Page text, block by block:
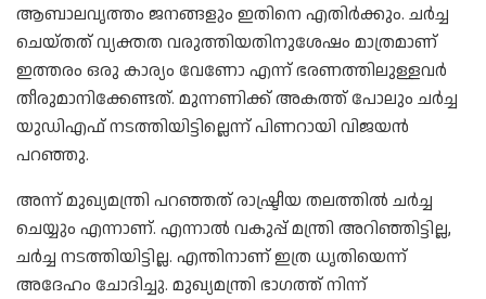
ആബാലവൃത്തം ജനങ്ങളും ഇതിനെ എതിർക്കും. ചർച്ച
ചെയ്തത് വ്യക്തത വരുത്തിയതിനുശേഷം മാത്രമാണ്
ഇത്തരം ഒരു കാര്യം വേണോ എന്ന് ഭരണത്തിലുള്ളവർ
തീരുമാനിക്കേണ്ടത്. മുന്നണിക്ക്‌ അകത്ത് പോലും ചർച്ച
യുഡിഎഫ് നടത്തിയിട്ടില്ലെന്ന് പിണറായി വിജയൻ
പറഞ്ഞു.
അന്ന് മുഖ്യമന്ത്രി പറഞ്ഞത് രാഷ്ട്രീയ തലത്തിൽ ചർച്ച
ചെയ്യും എന്നാണ്. എന്നാൽ വകുപ്പ് മന്ത്രി അറിഞ്ഞിട്ടില്ല,
ചർച്ച നടത്തിയിട്ടില്ല. എന്തിനാണ് ഇത്ര ധൃതിയെന്ന്
അദേഹം ചോദിച്ചു. മുഖ്യമന്ത്രി ഭാഗത്ത് നിന്ന്